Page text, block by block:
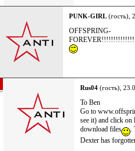
PUNK-GIRL (гость),
OFFSPRING-
Rus04 (гость),
To Ben
Go to
see it) and click
download files
.
Dexter has